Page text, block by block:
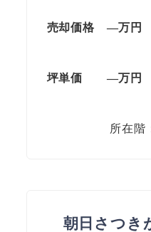
売却価格 —万
坪単価 —万円
所在
朝日さつき